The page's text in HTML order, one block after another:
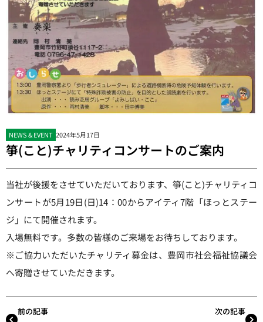
NEWS & EVENT 2024年5月17日
箏(こと)チャリティコンサートのご案内
当社が後援をさせていただいております、箏(こと)チャリティコ
ンサートが5月19日(日)14：00からアイティ7階「ほっとステー
ジ」にて開催されます。
入場無料です。多数の皆様のご来場をお待ちしております。
※ご協力いただいたチャリティ募金は、豊岡市社会福祉協議会
へ寄贈させていただきます。
前の記事
次の記事